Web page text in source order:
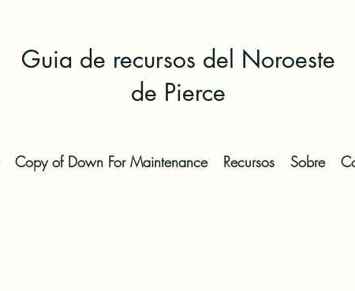
Guia de recursos del Noroeste
de Pierce
Copy of Down For Maintenance Recursos Sobre